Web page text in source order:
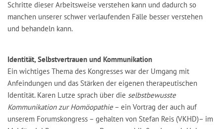
Schritte dieser Arbeitsweise verstehen kann und dadurch so
manchen unserer schwer verlaufenden Fälle besser verstehen
und behandeln kann.
Identität, Selbstvertrauen und Kommunikation
Ein wichtiges Thema des Kongresses war der Umgang mit
Anfeindungen und das Stärken der eigenen therapeutischen
Identität. Karen Lutze sprach über die selbstbewusste
Kommunikation zur Homöopathie– ein Vortrag der auch auf
unserem Forumskongress – gehalten von Stefan Reis (VKHD)– im